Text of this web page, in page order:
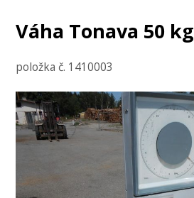
Váha Tonava 50 kg
položka č. 1410003